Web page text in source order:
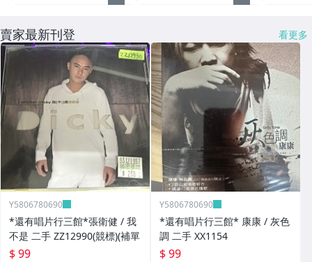
賣家最新刊登 看更多
Y5806780690
*還有唱片行三館*張衛健 / 我
不是 二手 ZZ12990(競標)(補單
$ 99
Y5806780690
*還有唱片行三館* 康康 / 灰色
調 二手 XX1154
$ 99